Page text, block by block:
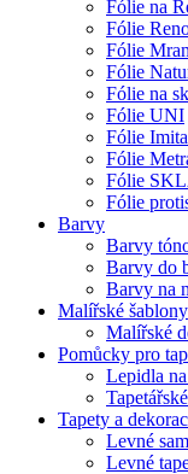
Fólie na
Fólie
Fólie
Fólie
Fólie na
Fólie UNI
Fólie
Fólie
Fólie
Fólie
Barvy
Barvy
Barvy do
Barvy na
Malířské šablony
Malířské
Pomůcky pro
Lepidla
Tapety a
Levné
Levné